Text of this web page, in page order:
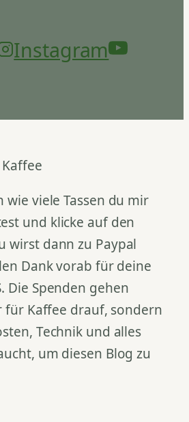
Instagram
Kaffee
wie viele Tassen du mir
und klicke auf den
wirst dann zu Paypal
Dank vorab für deine
Die Spenden gehen
Kaffee drauf, sondern
Technik und alles
um diesen Blog zu